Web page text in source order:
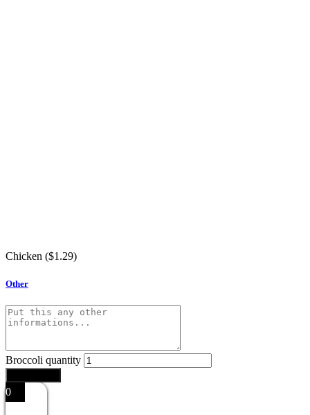
Chicken ($1.29)
Other
Broccoli quantity
0